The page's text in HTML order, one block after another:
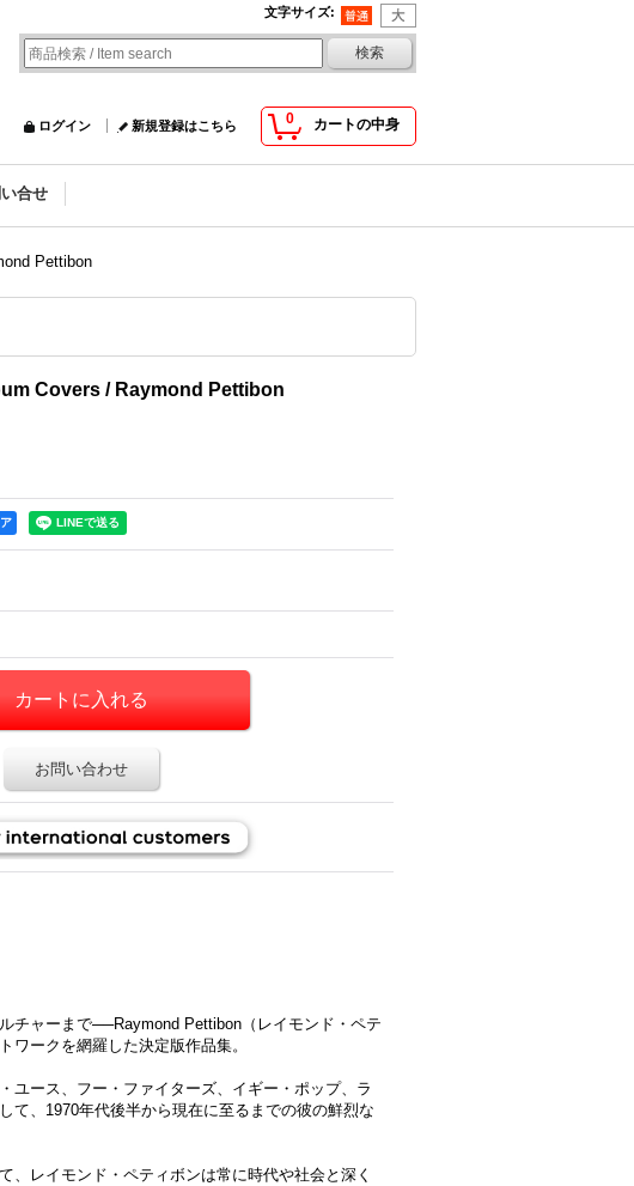
文字サイズ:
0 カートの中身
ログイン 新規登録はこちら
合せ
Pettibon
Covers / Raymond Pettibon
お問い合わせ
チャーまで──Raymond Pettibon（レイモンド・ペテ
ワークを網羅した決定版作品集。
ユース、フー・ファイターズ、イギー・ポップ、ラ
て、1970年代後半から現在に至るまでの彼の鮮烈な
、レイモンド・ペティボンは常に時代や社会と深く